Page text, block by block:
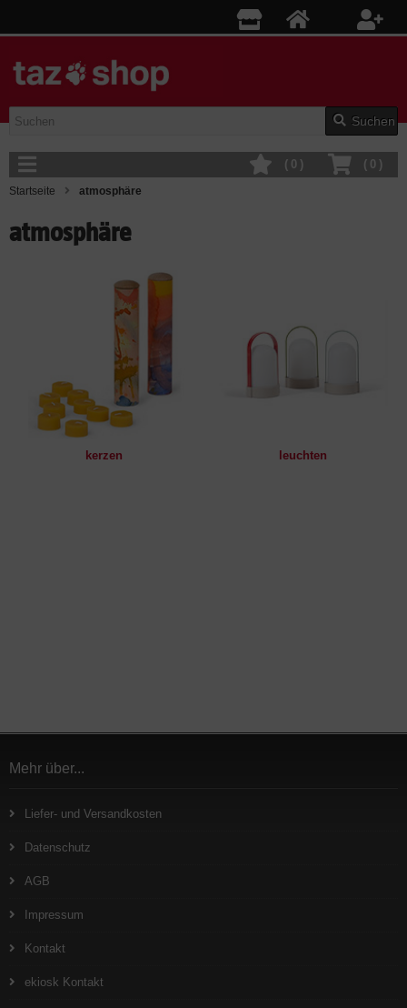
Suchen
( 0 )
( 0 )
Startseite atmosphäre
atmosphäre
kerzen leuchten
Mehr über...
Liefer- und Versandkosten
Datenschutz
AGB
Impressum
Kontakt
ekiosk Kontakt